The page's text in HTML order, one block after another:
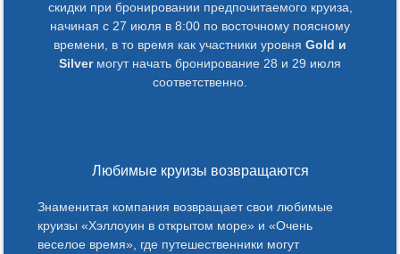
скидки при бронировании предпочитаемого круиза,
начиная с 27 июля в 8:00 по восточному поясному
времени, в то время как участники уровня Gold и
Silverмогут начать бронирование 28 и 29 июля
соответственно.
Любимые круизы возвращаются
Знаменитая компания возвращает свои любимые
круизы «Хэллоуин в открытом море» и «Очень
веселое время», где путешественники могут